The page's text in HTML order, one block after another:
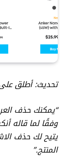
تحديث: أطلق
“يمكنك حذف
وفقًا لما قاله
يتيح لك حذف
المنتج.”